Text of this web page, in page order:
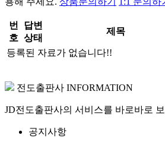
번
호
답변
상태
제목
등록된 자료가 없습니다!!
전도출판사 INFORMATION
JD전도출판사의 서비스를 바로바로
공지사항